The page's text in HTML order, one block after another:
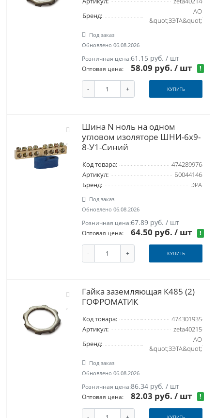
Бренд:
АО
&quot;ЗЭТА&quot;
Под заказ
Обновлено 06.08.2026
Розничная цена:61.15 руб. / шт
Оптовая цена: 58.09 руб./ шт !
- + КУПИТЬ
Шина N ноль на одном
угловом изоляторе ШНИ-6х9-
8-У1-Синий
Код товара:
474289976
Артикул:
Б0044146
Бренд:
ЭРА
Под заказ
Обновлено 06.08.2026
Розничная цена:67.89 руб. / шт
Оптовая цена: 64.50 руб./ шт !
- + КУПИТЬ
Гайка заземляющая К485 (2)
ГОФРОМАТИК
Код товара:
474301935
Артикул:
zeta40215
Бренд:
АО
&quot;ЗЭТА&quot;
Под заказ
Обновлено 06.08.2026
Розничная цена:86.34 руб. / шт
Оптовая цена: 82.03 руб./ шт !